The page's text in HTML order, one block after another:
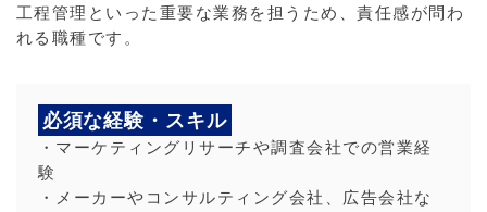
工程管理といった重要な業務を担うため、責任感が問わ
れる職種です。
必須な経験・スキル
・マーケティングリサーチや調査会社での営業経
験
・メーカーやコンサルティング会社、広告会社な